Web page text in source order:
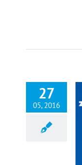
27
05, 2016